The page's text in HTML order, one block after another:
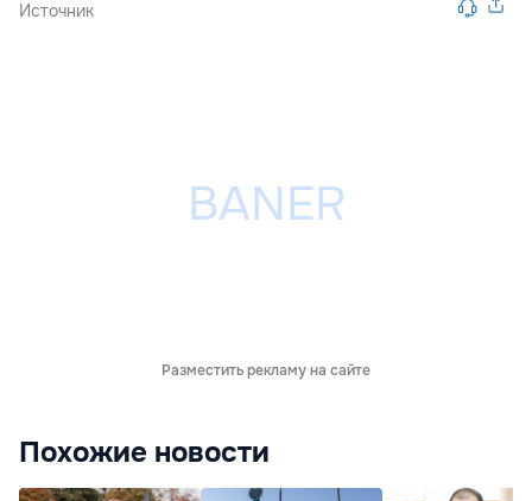
Источник
Разместить рекламу на сайте
Похожие новости